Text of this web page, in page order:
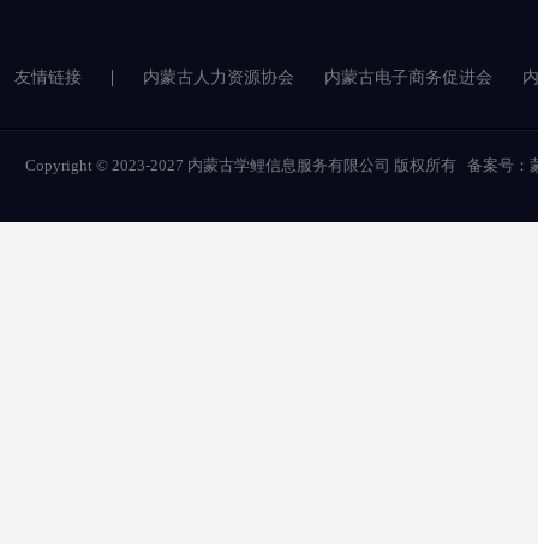
友情链接 内蒙古人力资源协会 内蒙古电子商务促进会
Copyright © 2023-2027 内蒙古学鲤信息服务有限公司 版权所有 备案号：